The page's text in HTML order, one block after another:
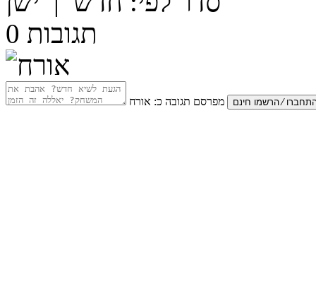
0 תגובות
מפרסם תגובה כ: אורח